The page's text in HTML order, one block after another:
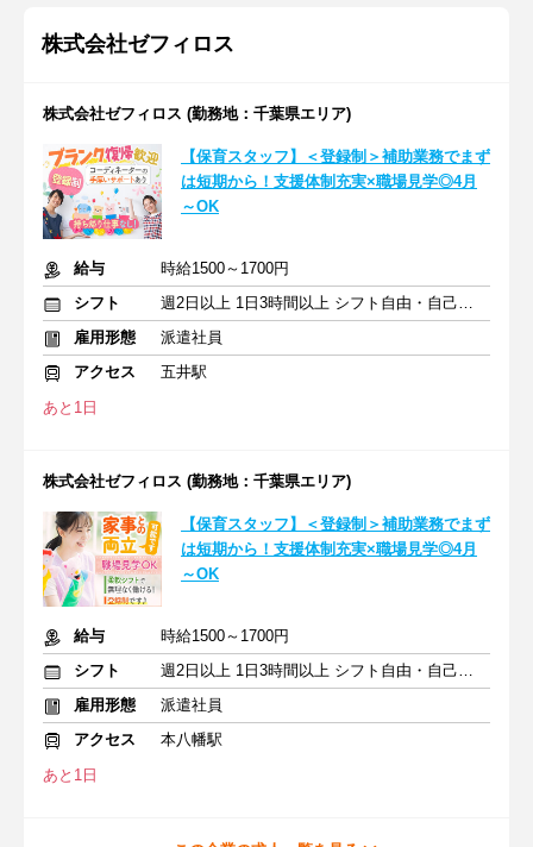
株式会社ゼフィロス
株式会社ゼフィロス (勤務地：千葉県エリア)
【保育スタッフ】＜登録制＞補助業務でまず
は短期から！支援体制充実×職場見学◎4月
～OK
給与
時給1500～1700円
シフト
週2日以上 1日3時間以上 シフト自由・自己申告
雇用形態
派遣社員
アクセス
五井駅
あと1日
株式会社ゼフィロス (勤務地：千葉県エリア)
【保育スタッフ】＜登録制＞補助業務でまず
は短期から！支援体制充実×職場見学◎4月
～OK
給与
時給1500～1700円
シフト
週2日以上 1日3時間以上 シフト自由・自己申告
雇用形態
派遣社員
アクセス
本八幡駅
あと1日